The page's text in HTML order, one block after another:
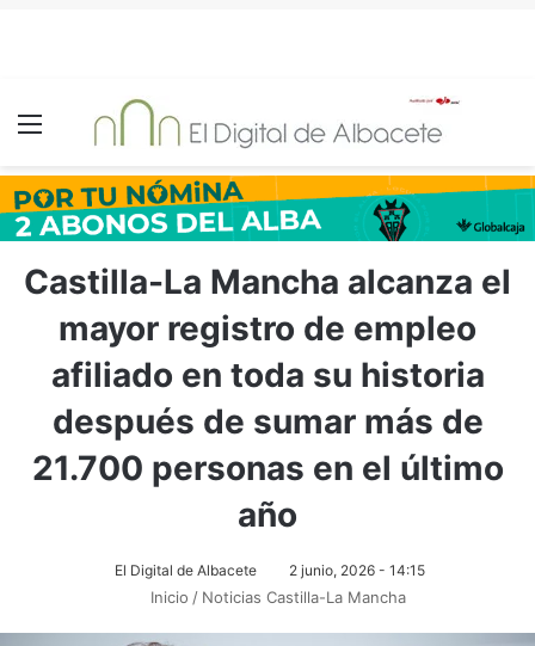
Menú
Castilla-La Mancha alcanza el
mayor registro de empleo
afiliado en toda su historia
después de sumar más de
21.700 personas en el último
año
El Digital de Albacete 2 junio, 2026 - 14:15
Inicio / Noticias Castilla-La Mancha